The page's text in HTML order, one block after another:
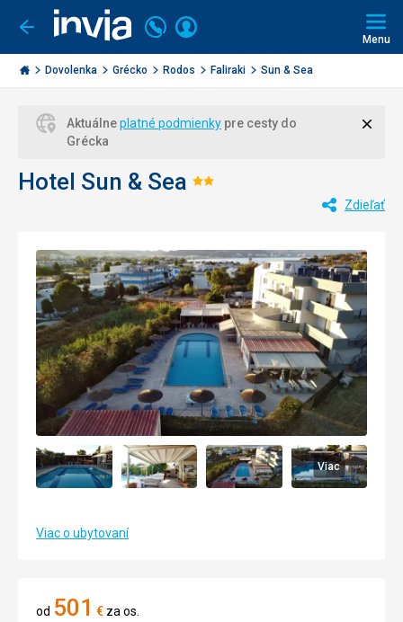
Ísť
späť
Invia.sk
Volajte
+421
2
3221
Prihlásiť
Menu
Dovolenka Grécko Rodos Faliraki Sun & Sea
Aktuálneplatné podmienky pre cesty do
Grécka
Hotel Sun & Sea Hodnotenie:
Zdieľať
Viac
Viac o ubytovaní
od 501 € za os.